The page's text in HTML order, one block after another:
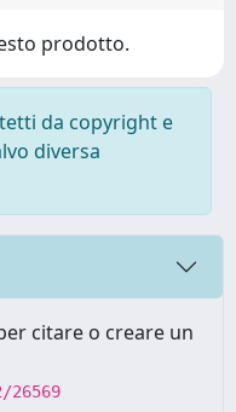
prodotto.
da copyright e
diversa
citare o creare un